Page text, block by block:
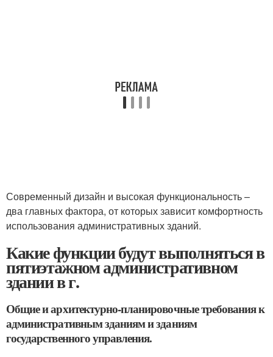
Современный дизайн и высокая функциональность –
два главных фактора, от которых зависит комфортность
использования административных зданий.
Какие функции будут выполняться в
пятиэтажном административном
здании в г.
Общие и архитектурно-планировочные требования к
административным зданиям и зданиям
государственного управления.